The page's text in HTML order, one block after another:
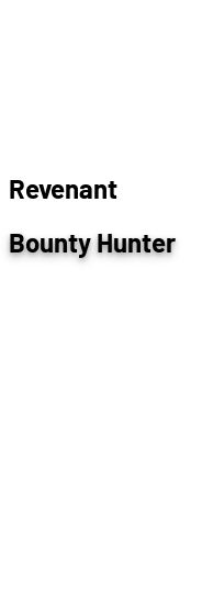
Revenant
Bounty Hunter